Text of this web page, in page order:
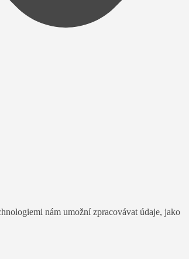
nám umožní zpracovávat údaje, jako